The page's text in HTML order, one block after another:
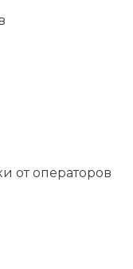
от операторов